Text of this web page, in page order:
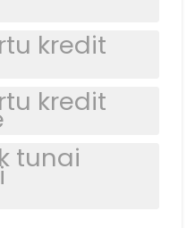
kredit
kredit
tunai